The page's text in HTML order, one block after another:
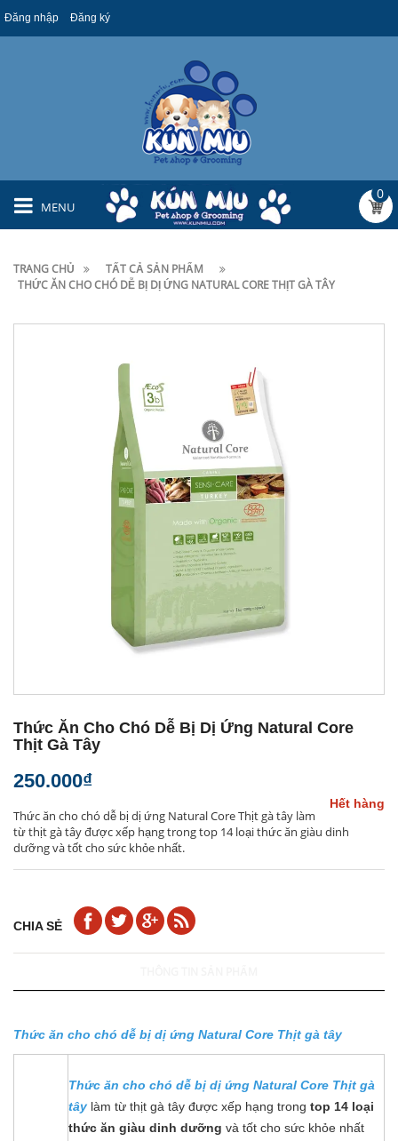
Đăng nhập Đăng ký
MENU
0
TRANG CHỦ
TẤT CẢ SẢN PHẨM
THỨC ĂN CHO CHÓ DỄ BỊ DỊ ỨNG NATURAL CORE THỊT GÀ TÂY
Thức Ăn Cho Chó Dễ Bị Dị Ứng Natural Core
Thịt Gà Tây
250.000₫
Hết hàng
Thức ăn cho chó dễ bị dị ứng Natural Core Thịt gà tây làm
từ thịt gà tây được xếp hạng trong top 14 loại thức ăn giàu dinh
dưỡng và tốt cho sức khỏe nhất.
CHIA SẺ
Thức ăn cho chó dễ bị dị ứng Natural Core Thịt gà tây
Thức ăn cho chó dễ bị dị ứng Natural Core Thịt gà
tây làm từ thịt gà tây được xếp hạng trong top 14 loại
thức ăn giàu dinh dưỡng và tốt cho sức khỏe nhất